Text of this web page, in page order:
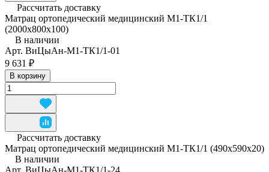
Рассчитать доставку
Матрац ортопедический медицинский М1-ТК1/1
(2000х800х100)
В наличии
Арт. ВиЦыАн-М1-ТК1/1-01
9 631 ₽
В корзину
Рассчитать доставку
Матрац ортопедический медицинский М1-ТК1/1 (490x590x20)
В наличии